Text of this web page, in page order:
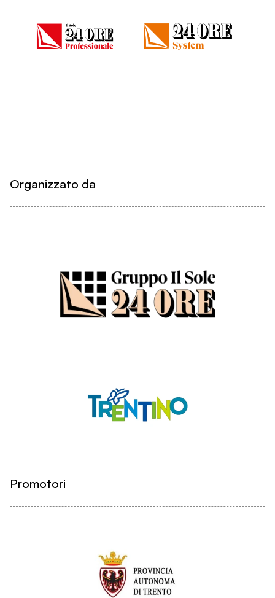
Organizzato da
Promotori